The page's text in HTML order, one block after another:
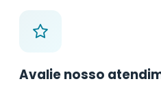
Avalie nosso